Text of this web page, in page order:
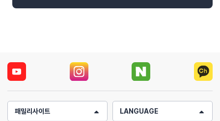
패밀리사이트 LANGUAGE